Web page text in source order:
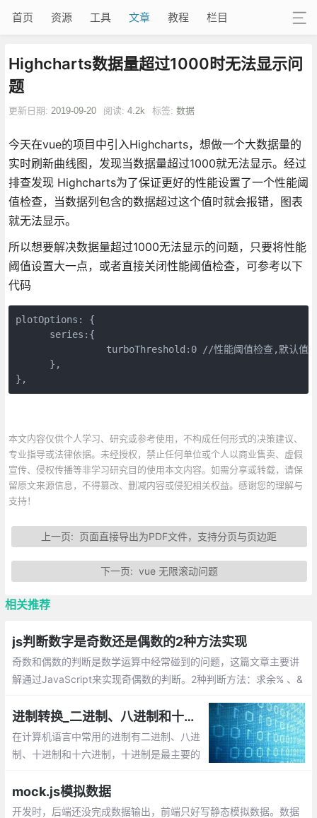
首页 资源 工具 文章 教程 栏目
Highcharts数据量超过1000时无法显示问
题
更新日期: 2019-09-20 阅读: 4.2k 标签: 数据
今天在vue的项目中引入Highcharts，想做一个大数据量的
实时刷新曲线图，发现当数据量超过1000就无法显示。经过
排查发现 Highcharts为了保证更好的性能设置了一个性能阈
值检查，当数据列包含的数据超过这个值时就会报错，图表
就无法显示。
所以想要解决数据量超过1000无法显示的问题，只要将性能
阈值设置大一点，或者直接关闭性能阈值检查，可参考以下
代码
plotOptions: {
      series:{
turboThreshold:0 //性能阈值检查,默认值为
      },
},
本文内容仅供个人学习、研究或参考使用，不构成任何形式的决策建议、
专业指导或法律依据。未经授权，禁止任何单位或个人以商业售卖、虚假
宣传、侵权传播等非学习研究目的使用本文内容。如需分享或转载，请保
留原文来源信息，不得篡改、删减内容或侵犯相关权益。感谢您的理解与
支持！
上一页: 页面直接导出为PDF文件，支持分页与页边距
下一页: vue 无限滚动问题
相关推荐
js判断数字是奇数还是偶数的2种方法实现
奇数和偶数的判断是数学运算中经常碰到的问题，这篇文章主要讲
解通过JavaScript来实现奇偶数的判断。2种判断方法：求余% 、&
进制转换_二进制、八进制和十六进制数之间的转换
在计算机语言中常用的进制有二进制、八进
制、十进制和十六进制，十进制是最主要的
基数和运算规则。
mock.js模拟数据
开发时，后端还没完成数据输出，前端只好写静态模拟数据。数据